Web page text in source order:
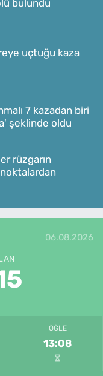
bulundu
uçtuğu kaza
7 kazadan biri
şeklinde oldu
rüzgarın
06.08.2026
ÖĞLE
13:08